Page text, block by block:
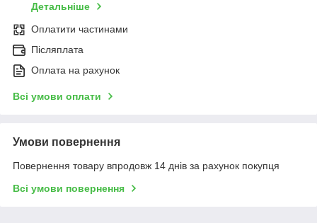
Детальніше
Оплатити частинами
Післяплата
Оплата на рахунок
Всі умови оплати
Умови повернення
Повернення товару впродовж 14 днів за рахунок покупця
Всі умови повернення